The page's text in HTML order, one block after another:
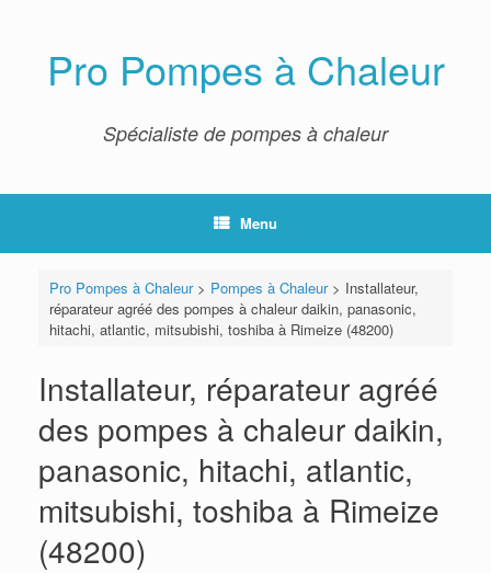
Pro Pompes à Chaleur
Spécialiste de pompes à chaleur
Menu
Pro Pompes à Chaleur> Pompes à Chaleur> Installateur,
réparateur agréé des pompes à chaleur daikin, panasonic,
hitachi, atlantic, mitsubishi, toshiba à Rimeize (48200)
Installateur, réparateur agréé
des pompes à chaleur daikin,
panasonic, hitachi, atlantic,
mitsubishi, toshiba à Rimeize
(48200)